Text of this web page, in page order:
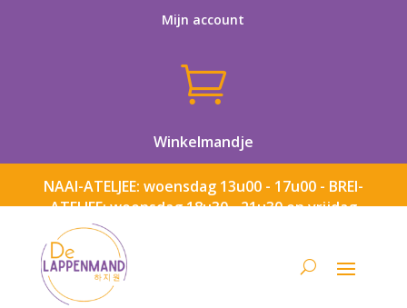
Mijn account

Winkelmandje
NAAI-ATELJEE: woensdag 13u00 - 17u00 - BREI-
ATELJEE: woensdag 18u30 - 21u30 en vrijdag